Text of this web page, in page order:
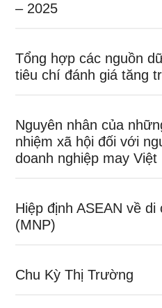
– 2025
Tổng hợp các nguồn
tiêu chí đánh giá tăng
Nguyên nhân của
nhiệm xã hội đối với
doanh nghiệp may Việt
Hiệp định ASEAN về di
(MNP)
Chu Kỳ Thị Trường